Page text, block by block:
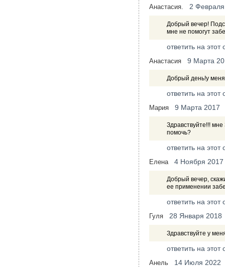
Анастасия. 2
Добрый вечер!
мне не помогут
ответить на этот
Анастасия 9 Марта
Добрый день!у
ответить на этот
Мария 9 Марта 2017
Здравствуйте!!!
помочь?
ответить на этот
Елена 4 Ноября 2017
Добрый вечер,
ее применении
ответить на этот
Гуля 28 Января 2018
Здравствуйте у
ответить на этот
Анель 14 Июля 2022